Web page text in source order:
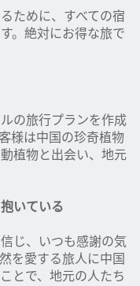
ために、すべての宿
。絶対にお得な旅で
の旅行プランを作成
様は中国の珍奇植物
植物と出会い、地元
いている
じ、いつも感謝の気
を愛する旅人に中国
とで、地元の人たち